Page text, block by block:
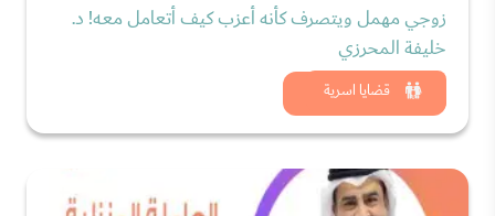
قضايا اسرية
زوجي مهمل ويتصرف كأنه أعزب كيف أتعامل معه! د.
خليفة المحرزي
شاهد الان